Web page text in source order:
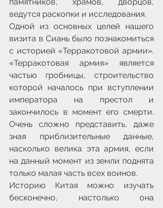
ведутся раскопки и исследования.
Одной из основных целей нашего
визита в Сиань было познакомиться
с историей «Терракотовой армии».
«Терракотовая армия» является
частью гробницы, строительство
которой началось при вступлении
императора на престол и
закончилось в момент его смерти.
Очень сложно представить, даже
зная приблизительные данные,
насколько велика эта армия, если
на данный момент из земли поднята
только малая часть всех воинов.
Историю Китая можно изучать
бесконечно, настолько она